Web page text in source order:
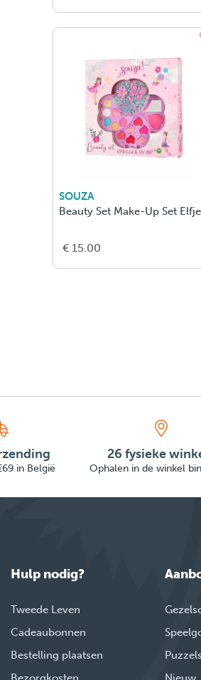
SOUZA
Beauty Set Make-Up Set
€ 15.00
in België
26 fysieke
Ophalen in de winkel
Hulp nodig?
Tweede Leven
Cadeaubonnen
Bestelling plaatsen
Puzzels